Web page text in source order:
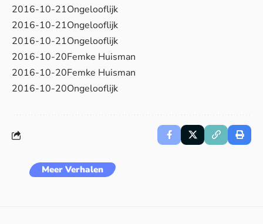
2016-10-21Ongelooflijk
2016-10-21Ongelooflijk
2016-10-21Ongelooflijk
2016-10-20Femke Huisman
2016-10-20Femke Huisman
2016-10-20Ongelooflijk
Meer Verhalen